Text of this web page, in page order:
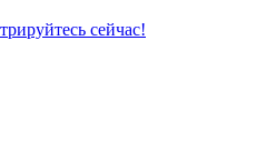
сейчас!